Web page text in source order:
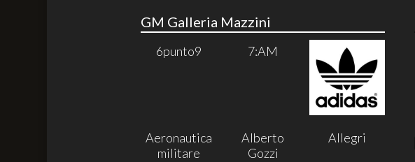
GM Galleria Mazzini
6punto9 7:AM
Aeronautica
militare
Alberto
Gozzi
Allegri